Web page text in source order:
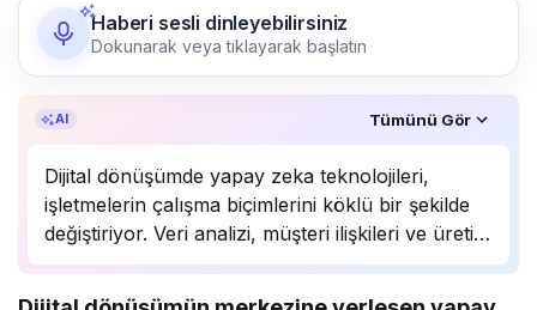
Haberi sesli dinleyebilirsiniz
Dokunarak veya tıklayarak başlatın
AI Tümünü Gör
Dijital dönüşümde yapay zeka teknolojileri,
işletmelerin çalışma biçimlerini köklü bir şekilde
değiştiriyor. Veri analizi, müşteri ilişkileri ve üretim
süreçlerinde önemli bir rol oynayan yapay zeka,